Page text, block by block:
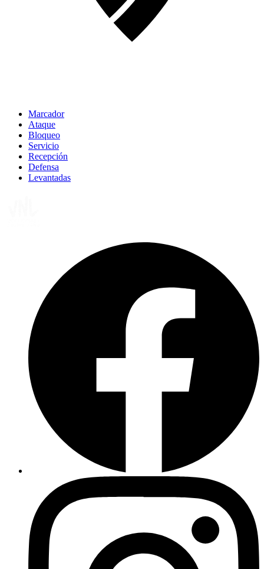
Marcador
Ataque
Bloqueo
Servicio
Recepción
Defensa
Levantadas